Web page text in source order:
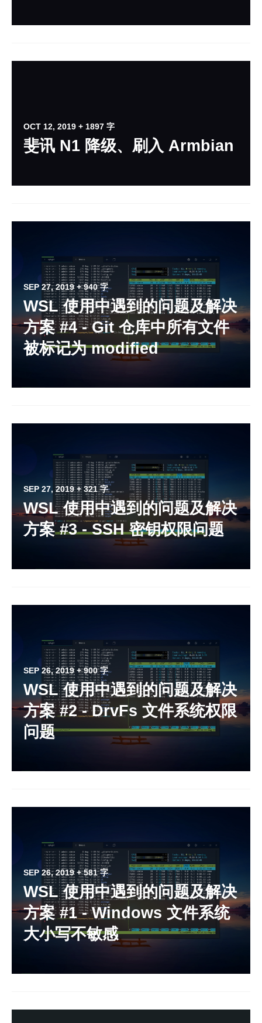
OCT 12, 2019 + 1897 字
斐讯 N1 降级、刷入 Armbian
SEP 27, 2019 + 940 字
WSL 使用中遇到的问题及解决
方案 #4 - Git 仓库中所有文件
被标记为 modified
SEP 27, 2019 + 321 字
WSL 使用中遇到的问题及解决
方案 #3 - SSH 密钥权限问题
SEP 26, 2019 + 900 字
WSL 使用中遇到的问题及解决
方案 #2 - DrvFs 文件系统权限
问题
SEP 26, 2019 + 581 字
WSL 使用中遇到的问题及解决
方案 #1 - Windows 文件系统
大小写不敏感